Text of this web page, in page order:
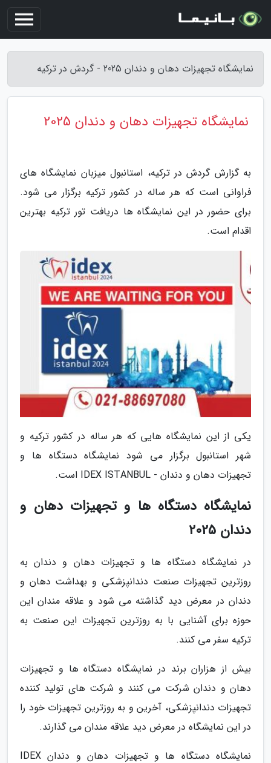
نمایشگاه تجهیزات دهان و دندان 2025 - گردش در ترکیه
نمایشگاه تجهیزات دهان و دندان 2025
به گزارش گردش در ترکیه، استانبول میزبان نمایشگاه های
فراوانی است که هر ساله در کشور ترکیه برگزار می شود.
برای حضور در این نمایشگاه ها دریافت تور ترکیه بهترین
اقدام است.
یکی از این نمایشگاه هایی که هر ساله در کشور ترکیه و
شهر استانبول برگزار می شود نمایشگاه دستگاه ها و
تجهیزات دهان و دندان - IDEX ISTANBUL است.
نمایشگاه دستگاه ها و تجهیزات دهان و
دندان 2025
در نمایشگاه دستگاه ها و تجهیزات دهان و دندان به
روزترین تجهیزات صنعت دندانپزشکی و بهداشت دهان و
دندان در معرض دید گذاشته می شود و علاقه مندان این
حوزه برای آشنایی با به روزترین تجهیزات این صنعت به
ترکیه سفر می کنند.
بیش از هزاران برند در نمایشگاه دستگاه ها و تجهیزات
دهان و دندان شرکت می کنند و شرکت های تولید کننده
تجهیزات دندانپزشکی، آخرین و به روزترین تجهیزات خود را
در این نمایشگاه در معرض دید علاقه مندان می گذارند.
نمایشگاه دستگاه ها و تجهیزات دهان و دندان IDEX